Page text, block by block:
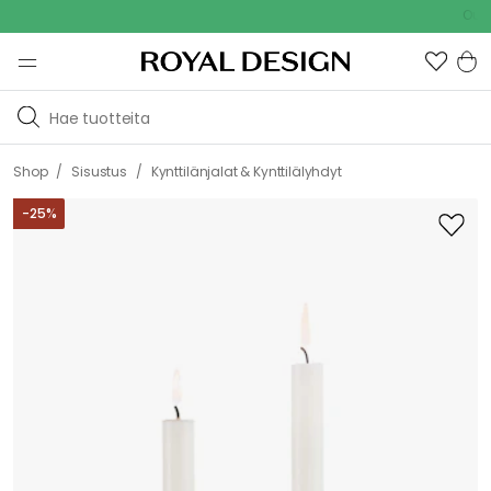
Shop / Sisustus / Kynttilänjalat & Kynttilälyhdyt
-25%